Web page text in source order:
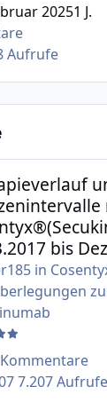
20251 J.
Aufrufe
bis
in
7.207 Aufrufe